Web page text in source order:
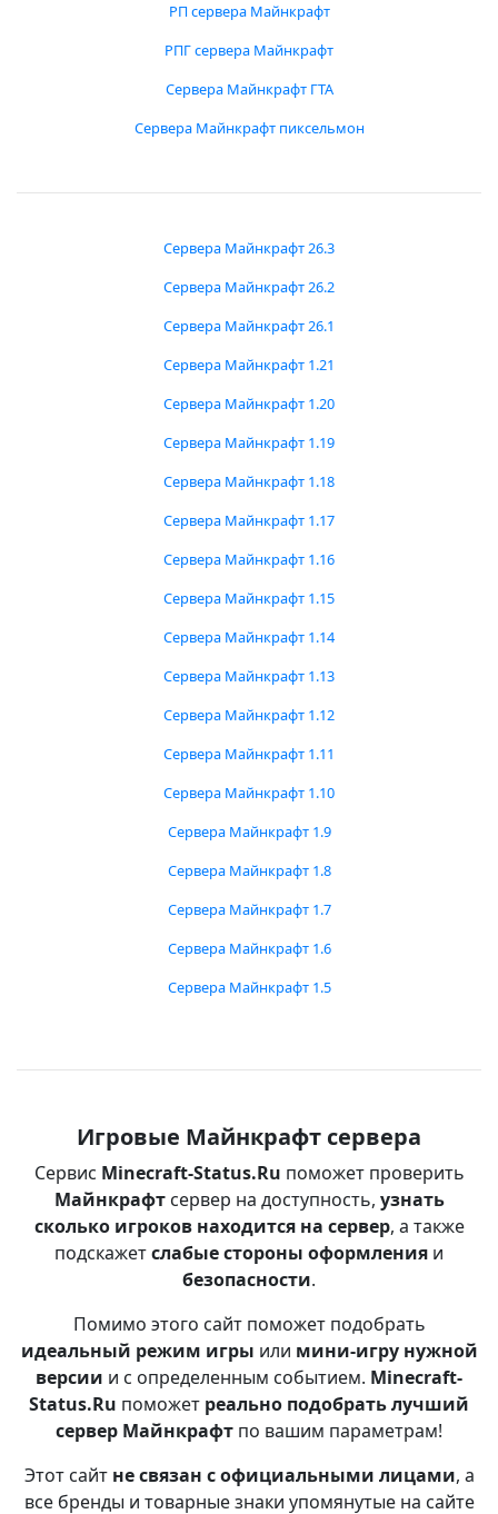
РП сервера Майнкрафт
РПГ сервера Майнкрафт
Сервера Майнкрафт ГТА
Сервера Майнкрафт пиксельмон
Сервера Майнкрафт 26.3
Сервера Майнкрафт 26.2
Сервера Майнкрафт 26.1
Сервера Майнкрафт 1.21
Сервера Майнкрафт 1.20
Сервера Майнкрафт 1.19
Сервера Майнкрафт 1.18
Сервера Майнкрафт 1.17
Сервера Майнкрафт 1.16
Сервера Майнкрафт 1.15
Сервера Майнкрафт 1.14
Сервера Майнкрафт 1.13
Сервера Майнкрафт 1.12
Сервера Майнкрафт 1.11
Сервера Майнкрафт 1.10
Сервера Майнкрафт 1.9
Сервера Майнкрафт 1.8
Сервера Майнкрафт 1.7
Сервера Майнкрафт 1.6
Сервера Майнкрафт 1.5
Игровые Майнкрафт сервера
Сервис Minecraft-Status.Ru поможет проверить
Майнкрафтсервер на доступность, узнать
сколько игроков находится на сервер, а также
подскажетслабые стороны оформления и
безопасности.
Помимо этого сайт поможет подобрать
идеальный режим игры или мини-игру нужной
версии и с определенным событием. Minecraft-
Status.Ru поможет реально подобрать лучший
сервер Майнкрафт по вашим параметрам!
Этот сайт не связан с официальными лицами, а
все бренды и товарные знаки упомянутые на сайте